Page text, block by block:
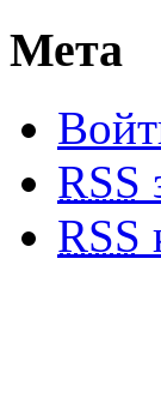
Мета
RSS
RSS